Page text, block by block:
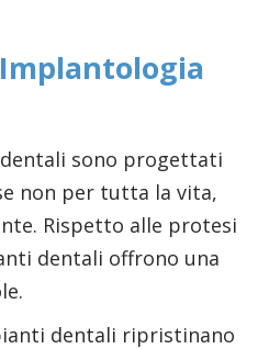
sono progettati
non per tutta la vita,
Rispetto alle protesi
dentali offrono una
dentali ripristinano